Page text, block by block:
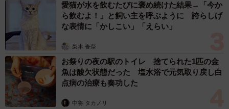
愛猫が水を飲むたびに褒め続けた結果→「今か
ら飲むよ！」と飼い主を呼ぶように 誇らしげ
な表情に「かしこい」「えらい」
梨木 香奈
お祭りの夜の駅のトイレ 捨てられた1匹の金
魚は酸欠状態だった 塩水浴で元気取り戻し白
点病の治療も奏功した
中将 タカノリ